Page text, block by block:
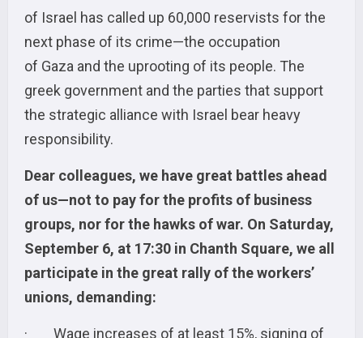
of Israel has called up 60,000 reservists for the
next phase of its crime—the occupation
of Gaza and the uprooting of its people. The
greek government and the parties that support
the strategic alliance with Israel bear heavy
responsibility.
Dear colleagues, we have great battles ahead
of us—not to pay for the profits of business
groups, nor for the hawks of war. On Saturday,
September 6, at 17:30 in Chanth Square, we all
participate in the great rally of the workers’
unions, demanding:
· Wage increases of at least 15%, signing of